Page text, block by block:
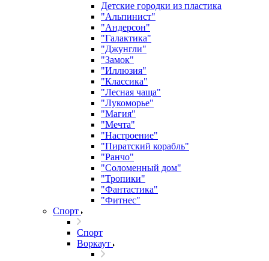
Детские городки из пластика
"Альпинист"
"Андерсон"
"Галактика"
"Джунгли"
"Замок"
"Иллюзия"
"Классика"
"Лесная чаща"
"Лукоморье"
"Магия"
"Мечта"
"Настроение"
"Пиратский корабль"
"Ранчо"
"Соломенный дом"
"Тропики"
"Фантастика"
"Фитнес"
Спорт
Спорт
Воркаут